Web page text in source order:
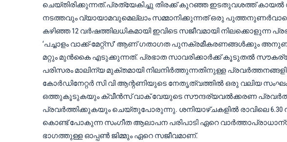
ചെയ്‌തിരിക്കുന്നത്‌.പ്രത്യേകിച്ചു തിരക്ക് കുറഞ്ഞ ഇടതുവശത്ത്
നടത്തവും വ്യായാമവുമെല്ലാം സമ്മാനിക്കുന്നത് ഒരു
കഴിഞ്ഞ 12 വർഷത്തിലധികമായി ഇവിടെ സജീവമായി നിലക്കൊളുന്ന
‘പച്ചാളം വാക്ക്-മേറ്റ്സ്’ ആണ് ഗതാഗത പുനക്രമീകരണങ്ങൾക്കും
മറ്റും മുൻകൈ എടുക്കുന്നത്. പ്രഭാത സാവരിക്കാർക്ക് കൂടുതൽ
പരിസരം മാലിന്യ മുക്തമായി നിലനിർത്തുന്നതിനുള്ള
കോർഡിനേറ്റർ സി വി ആന്റണിയുടെ നേതൃത്വത്തിൽ ഒരു വലിയ
ഒത്തുകൂടുകയും ക്വീൻസ് വാക് വേയുടെ സൗന്ദര്യവൽക്കരണ
പ്രവർത്തിക്കുകയും ചെയ്തുപോരുന്നു. ശനിയാഴ്ചകളിൽ രാവിലെ 6.30
കൊണ്ട് പോകുന്ന സംഗീത ആലാപന പരിപാടി ഏറെ
ഭാഗത്തുള്ള ഓപ്പൺ ജിമ്മും ഏറെ സജീവമാണ്.